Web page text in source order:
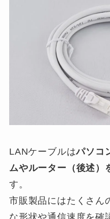
LANケーブルはパソコ
ムやルーター（後述）
す。
市販製品にはたくさん